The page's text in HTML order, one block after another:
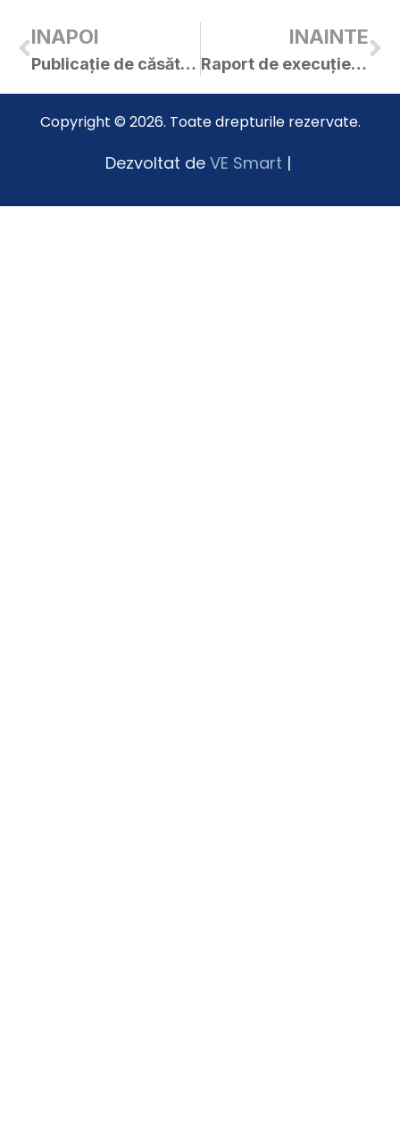
INAPOI
Publicație de căsătorie – POPESCU LICI-GHEORGHE / VORCZ MĂDĂLINA-MARIA
INAINTE
Raport de execuție bugetară la 30.04.2024
Copyright © 2026. Toate drepturile rezervate.
Dezvoltat de VE Smart |